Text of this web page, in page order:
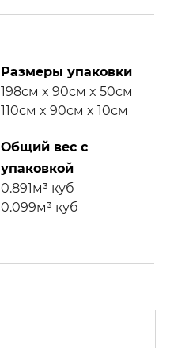
Размеры упаковки
198см x 90см x 50см
110см x 90см x 10см
Общий вес с
упаковкой
0.891м³ куб
0.099м³ куб